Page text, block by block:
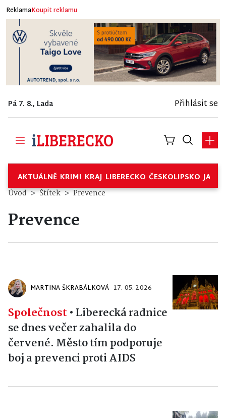
ReklamaKoupit reklamu
Pá 7. 8., Lada Přihlásit se
AKTUÁLNĚ KRIMI KRAJ LIBERECKO ČESKOLIPSKO
Úvod Štítek Prevence
Prevence
MARTINA ŠKRABÁLKOVÁ 17. 05. 2026
Společnost • Liberecká radnice
se dnes večer zahalila do
červené. Město tím podporuje
boj a prevenci proti AIDS